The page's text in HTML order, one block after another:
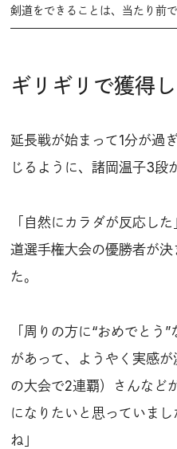
剣道をできることは、当たり前
ギリギリで獲得
延長戦が始まって1分が過
じるように、諸岡温子3段
「自然にカラダが反応し
道選手権大会の優勝者が
た。
「周りの方に“おめでと
があって、ようやく実感
の大会で2連覇）さんなど
になりたいと思っていま
ね」